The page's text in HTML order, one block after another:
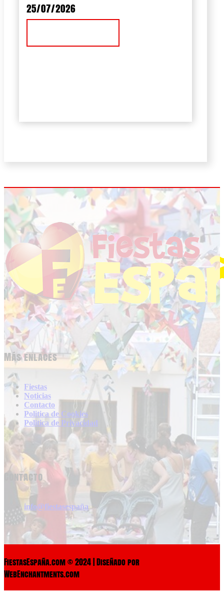
25/07/2026
Más enlaces
Fiestas
Noticias
Contacto
Politica de Cookies
Politica de Privacidad
Contacto
info@fiestasespaña
FiestasEspaña.com © 2024 | Diseñado por
WebEnchantments.com